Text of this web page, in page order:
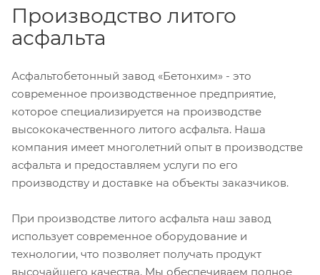
Производство литого
асфальта
Асфальтобетонный завод «Бетонхим» - это
современное производственное предприятие,
которое специализируется на производстве
высококачественного литого асфальта. Наша
компания имеет многолетний опыт в производстве
асфальта и предоставляем услуги по его
производству и доставке на объекты заказчиков.
При производстве литого асфальта наш завод
использует современное оборудование и
технологии, что позволяет получать продукт
высочайшего качества. Мы обеспечиваем полное